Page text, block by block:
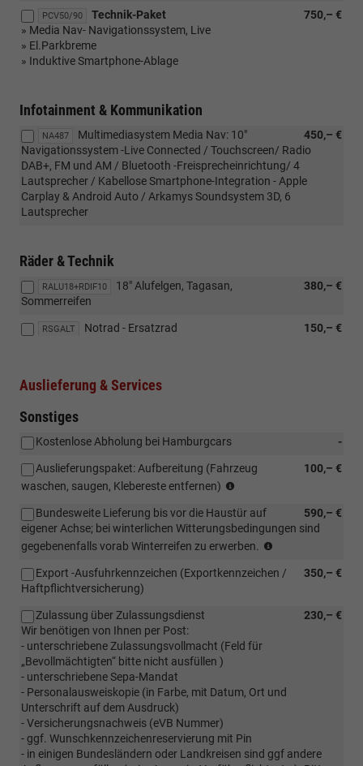
PCV50/90 750,– €
Technik-Paket
» Media Nav- Navigationssystem, Live
» El.Parkbreme
» Induktive Smartphone-Ablage
Infotainment & Kommunikation
NA487 450,– €
Multimediasystem Media Nav: 10"
Navigationssystem -Live Connected / Touchscreen/ Radio
DAB+, FM und AM / Bluetooth -Freisprecheinrichtung/ 4
Lautsprecher / Kabellose Smartphone-Integration - Apple
Carplay & Android Auto / Arkamys Soundsystem 3D, 6
Lautsprecher
Räder & Technik
RALU18+RDIF10 380,– €
18" Alufelgen, Tagasan,
Sommerreifen
RSGALT 150,– €
Notrad - Ersatzrad
Auslieferung & Services
Sonstiges
-
Kostenlose Abholung bei Hamburgcars
100,– €
Auslieferungspaket: Aufbereitung (Fahrzeug
waschen, saugen, Klebereste entfernen)
590,– €
Bundesweite Lieferung bis vor die Haustür auf
eigener Achse; bei winterlichen Witterungsbedingungen sind
gegebenenfalls vorab Winterreifen zu erwerben.
bis
Haustür
winterlichen
vorherige
350,– €
Export -Ausfuhrkennzeichen (Exportkennzeichen /
Haftpflichtversicherung)
230,– €
Zulassung über Zulassungsdienst
Wir benötigen von Ihnen per Post:
- unterschriebene Zulassungsvollmacht (Feld für
„Bevollmächtigten“ bitte nicht ausfüllen )
- unterschriebene Sepa-Mandat
- Personalausweiskopie (in Farbe, mit Datum, Ort und
Unterschrift auf dem Ausdruck)
- Versicherungsnachweis (eVB Nummer)
- ggf. Wunschkennzeichenreservierung mit Pin
- in einigen Bundesländern oder Landkreisen sind ggf andere